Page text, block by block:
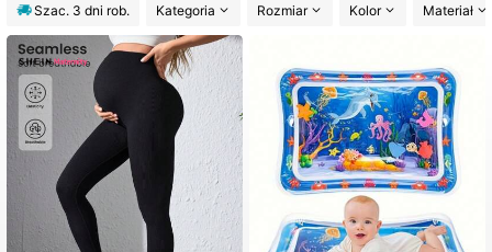
Szac. 3 dni rob.
Kategoria Rozmiar Kolor Materiał